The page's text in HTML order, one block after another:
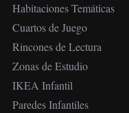
Habitaciones Temáticas
Cuartos de Juego
Rincones de Lectura
Zonas de Estudio
IKEA Infantil
Paredes Infantiles